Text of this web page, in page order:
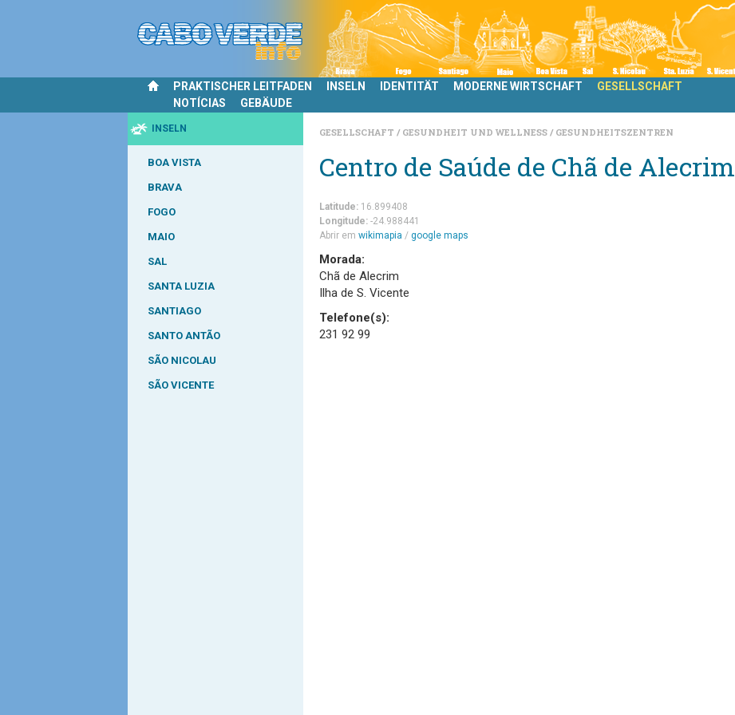
PRAKTISCHER LEITFADEN INSELN IDENTITÄT MODERNE WIRTSCHAFT
GESELLSCHAFT
NOTÍCIAS
GEBÄUDE
INSELN
BOA VISTA
BRAVA
FOGO
MAIO
SAL
SANTA LUZIA
SANTIAGO
SANTO ANTÃO
SÃO NICOLAU
SÃO VICENTE
GESELLSCHAFT GESUNDHEIT UND WELLNESS GESUNDHEITSZENTREN
Centro de Saúde de Chã de Alecrim
Latitude: 16.899408
Longitude: -24.988441
Abrir em wikimapia / google maps
Morada:
Chã de Alecrim
Ilha de S. Vicente
Telefone(s):
231 92 99